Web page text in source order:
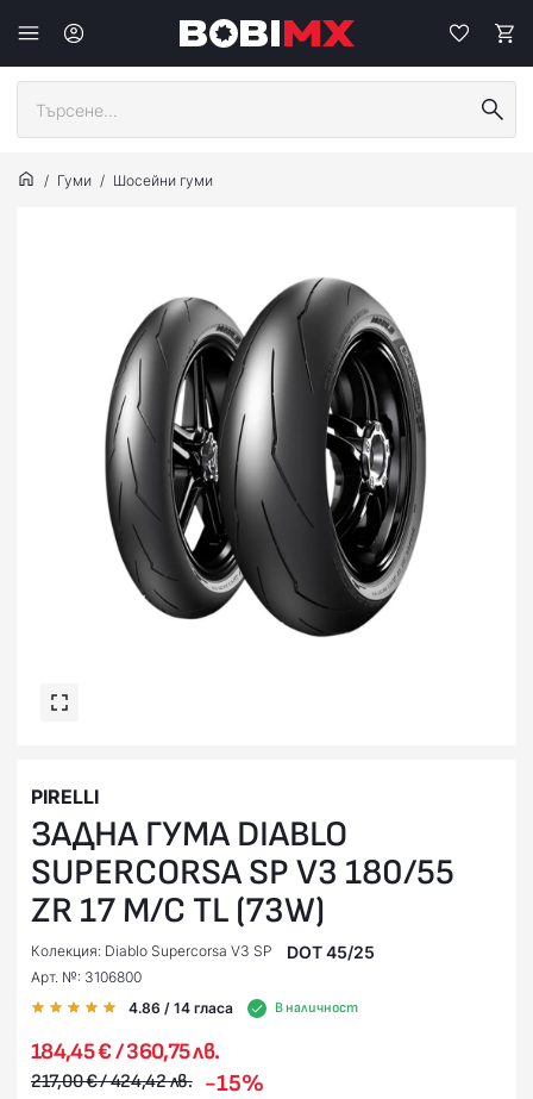
Гуми Шосейни гуми
PIRELLI
ЗАДНА ГУМА DIABLO
SUPERCORSA SP V3 180/55
ZR 17 M/C TL (73W)
Колекция: Diablo Supercorsa V3 SP DOT 45/25
Арт. №: 3106800
4.86 / 14 гласа В наличност
184,45 € / 360,75 лв.
217,00 € / 424,42 лв. -15%